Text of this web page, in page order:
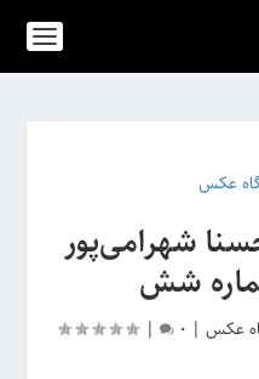
عکس
شهرامی‌پور
شش
عکس |
0
|